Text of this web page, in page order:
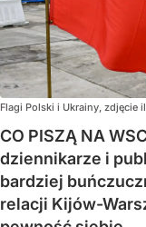
Flagi Polski i Ukrainy, zdjęcie
CO PISZĄ NA
dziennikarze i
bardziej
relacji Kijów-